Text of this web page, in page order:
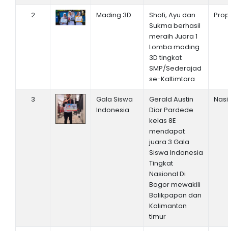
2 Mading 3D
Shofi, Ayu dan
Sukma berhasil
meraih Juara 1
Lomba mading
3D tingkat
SMP/Sederajad
se-Kaltimtara
3
Gala Siswa
Indonesia
Gerald Austin
Dior Pardede
kelas 8E
mendapat
juara 3 Gala
Siswa Indonesia
Tingkat
Nasional Di
Bogor mewakili
Balikpapan dan
Kalimantan
timur